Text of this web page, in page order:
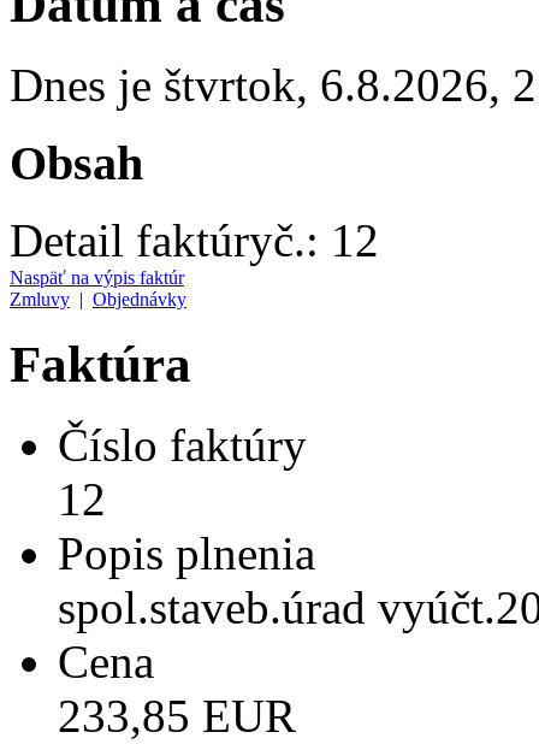
Dnes je štvrtok, 6.8.2026,
Obsah
Detail faktúryč.: 12
Naspäť na výpis faktúr
Zmluvy | Objednávky
Faktúra
Číslo faktúry
12
Popis plnenia
spol.staveb.úrad
Cena
233,85 EUR